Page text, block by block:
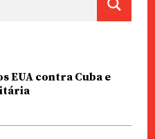
EUA contra Cuba e